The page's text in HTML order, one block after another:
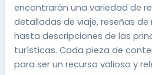
encontrarán una variedad de
detalladas de viaje, reseñas
hasta descripciones de las
turísticas. Cada pieza de
para ser un recurso valioso y